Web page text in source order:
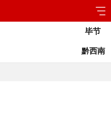
毕节
黔西南